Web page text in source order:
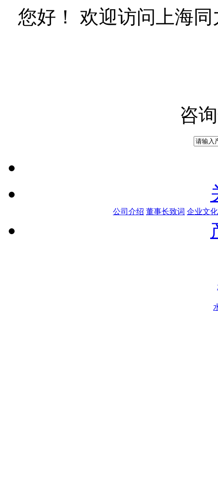
您好！ 欢迎访问上海
咨
公司介绍 董事长致词 企业文化